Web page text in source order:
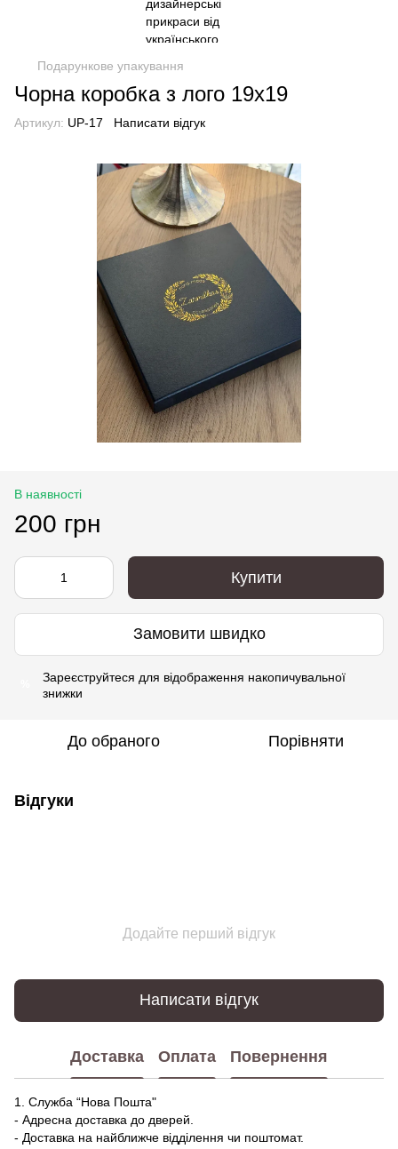
Подарункове упакування
Чорна коробка з лого 19x19
Артикул: UP-17 Написати відгук
В наявності
200 грн
Купити
Замовити швидко
Зареєструйтеся для відображення накопичувальної
знижки
До обраного Порівняти
Відгуки
Додайте перший відгук
Написати відгук
Доставка Оплата Повернення
1. Служба “Нова Пошта"
- Адресна доставка до дверей.
- Доставка на найближче відділення чи поштомат.